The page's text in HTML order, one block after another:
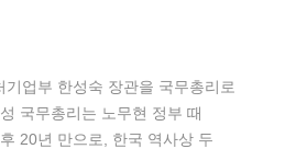
업부 한성숙 장관을 국무총리로
국무총리는 노무현 정부 때
20년 만으로, 한국 역사상 두